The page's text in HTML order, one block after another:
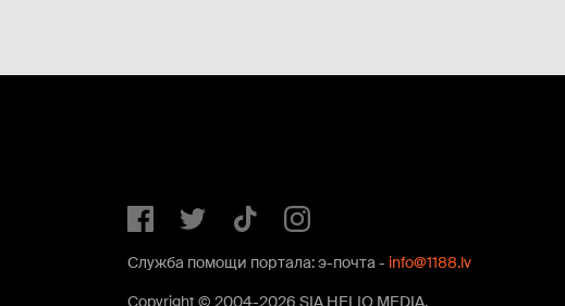
Служба помощи портала: э-почта - info@1188.lv
Copyright © 2004-2026 SIA HELIO MEDIA.